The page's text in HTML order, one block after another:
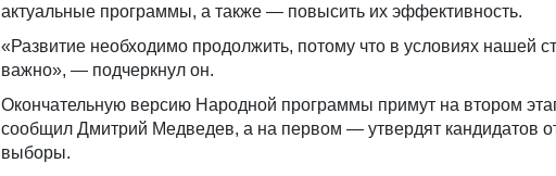
актуальные программы, а также — повысить их эффективность.
«Развитие необходимо продолжить, потому что в условиях нашей
важно», — подчеркнул он.
Окончательную версию Народной программы примут на втором
сообщил Дмитрий Медведев, а на первом — утвердят кандидатов
выборы.